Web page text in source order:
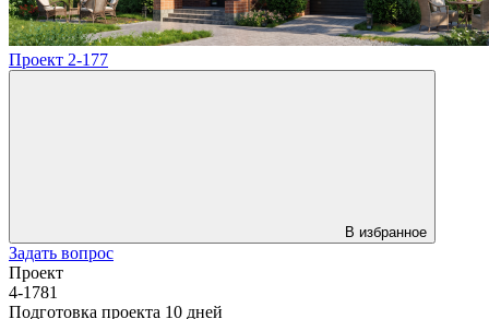
Проект 2-177
В избранное
Задать вопрос
Проект
4-1781
Подготовка проекта 10 дней